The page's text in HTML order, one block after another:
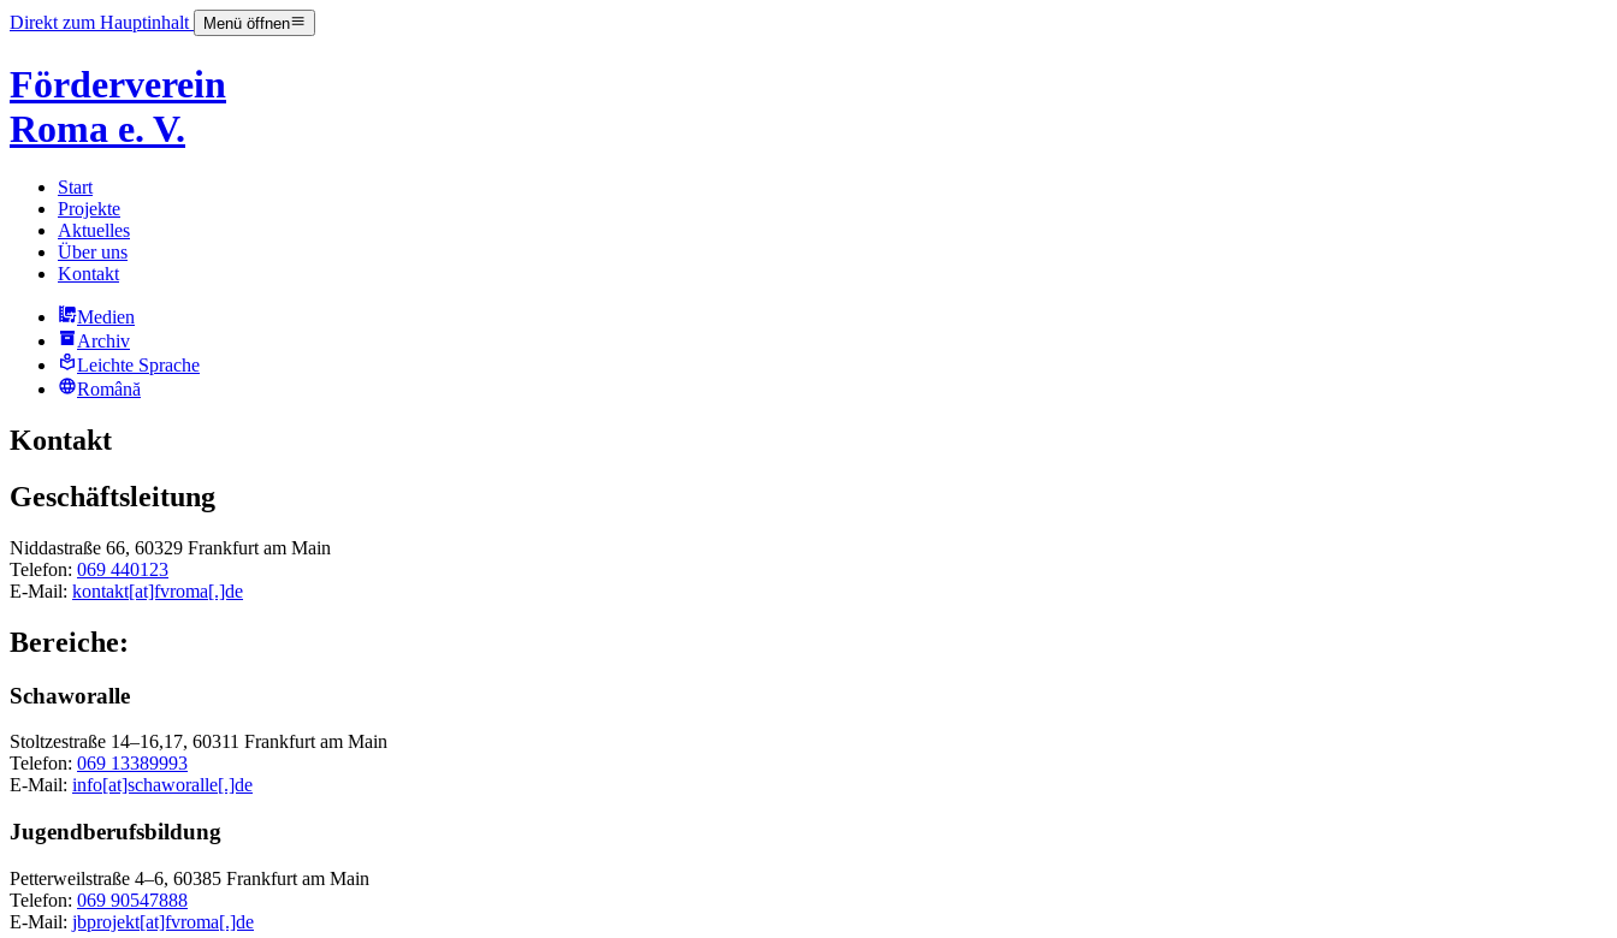
Direkt zum Hauptinhalt Menü öffnen
Förderverein
Roma e. V.
Start
Projekte
Aktuelles
Über uns
Kontakt
Medien
Archiv
Leichte Sprache
Română
Kontakt
Geschäftsleitung
Niddastraße 66, 60329 Frankfurt am Main
Telefon: 069 440123
E-Mail: kontakt[at]fvroma[.]de
Bereiche:
Schaworalle
Stoltzestraße 14–16,17, 60311 Frankfurt am Main
Telefon: 069 13389993
E-Mail: info[at]schaworalle[.]de
Jugendberufsbildung
Petterweilstraße 4–6, 60385 Frankfurt am Main
Telefon: 069 90547888
E-Mail: jbprojekt[at]fvroma[.]de